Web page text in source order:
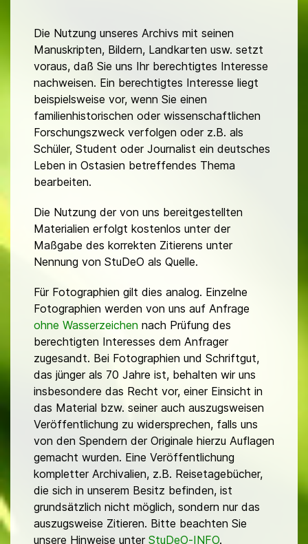
Die Nutzung unseres Archivs mit seinen
Manuskripten, Bildern, Landkarten usw. setzt
voraus, daß Sie uns Ihr berechtigtes Interesse
nachweisen. Ein berechtigtes Interesse liegt
beispielsweise vor, wenn Sie einen
familienhistorischen oder wissenschaftlichen
Forschungszweck verfolgen oder z.B. als
Schüler, Student oder Journalist ein deutsches
Leben in Ostasien betreffendes Thema
bearbeiten.
Die Nutzung der von uns bereitgestellten
Materialien erfolgt kostenlos unter der
Maßgabe des korrekten Zitierens unter
Nennung von StuDeO als Quelle.
Für Fotographien gilt dies analog. Einzelne
Fotographien werden von uns auf Anfrage
ohne Wasserzeichen nach Prüfung des
berechtigten Interesses dem Anfrager
zugesandt. Bei Fotographien und Schriftgut,
das jünger als 70 Jahre ist, behalten wir uns
insbesondere das Recht vor, einer Einsicht in
das Material bzw. seiner auch auszugsweisen
Veröffentlichung zu widersprechen, falls uns
von den Spendern der Originale hierzu Auflagen
gemacht wurden. Eine Veröffentlichung
kompletter Archivalien, z.B. Reisetagebücher,
die sich in unserem Besitz befinden, ist
grundsätzlich nicht möglich, sondern nur das
auszugsweise Zitieren. Bitte beachten Sie
unsere Hinweise unter StuDeO-INFO.